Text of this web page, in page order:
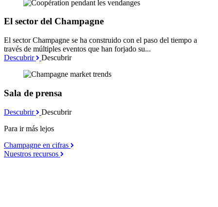
El sector del Champagne
El sector Champagne se ha construido con el paso del tiempo a
través de múltiples eventos que han forjado su...
Descubrir
Descubrir
Sala de prensa
Descubrir
Descubrir
Para ir más lejos
Champagne en cifras
Nuestros recursos